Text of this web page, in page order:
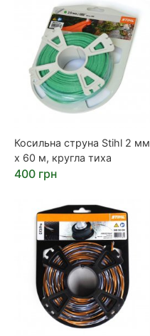
Косильна струна Stihl 2 мм
х 60 м, кругла тиха
400 грн